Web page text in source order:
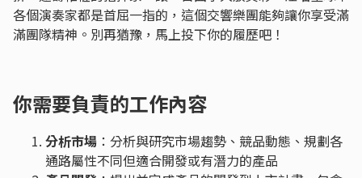
各個演奏家都是首屈一指的，這個交響樂團能夠讓你享受滿
滿團隊精神。別再猶豫，馬上投下你的履歷吧！
你需要負責的工作內容
分析市場 ：分析與研究市場趨勢、競品動態、規劃各
通路屬性不同但適合開發或有潛力的產品